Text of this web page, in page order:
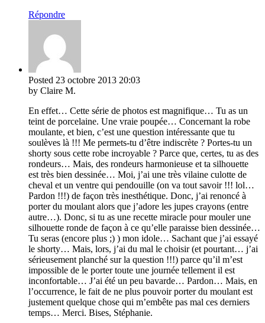
Répondre
Posted 23 octobre 2013 20:03
by Claire M.
En effet… Cette série de photos est magnifique… Tu as un
teint de porcelaine. Une vraie poupée… Concernant la robe
moulante, et bien, c’est une question intéressante que tu
soulèves là !!! Me permets-tu d’être indiscrète ? Portes-tu un
shorty sous cette robe incroyable ? Parce que, certes, tu as des
rondeurs… Mais, des rondeurs harmonieuse et ta silhouette
est très bien dessinée… Moi, j’ai une très vilaine culotte de
cheval et un ventre qui pendouille (on va tout savoir !!! lol…
Pardon !!!) de façon très inesthétique. Donc, j’ai renoncé à
porter du moulant alors que j’adore les jupes crayons (entre
autre…). Donc, si tu as une recette miracle pour mouler une
silhouette ronde de façon à ce qu’elle paraisse bien dessinée…
Tu seras (encore plus ;) ) mon idole… Sachant que j’ai essayé
le shorty… Mais, lors, j’ai du mal le choisir (et pourtant… j’ai
sérieusement planché sur la question !!!) parce qu’il m’est
impossible de le porter toute une journée tellement il est
inconfortable… J’ai été un peu bavarde… Pardon… Mais, en
l’occurrence, le fait de ne plus pouvoir porter du moulant est
justement quelque chose qui m’embête pas mal ces derniers
temps… Merci. Bises, Stéphanie.